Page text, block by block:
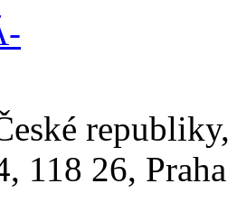
118 26,